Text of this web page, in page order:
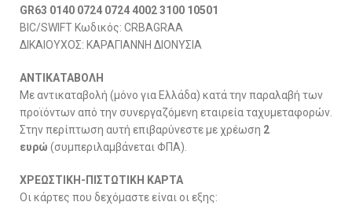
GR63 0140 0724 0724 4002 3100 10501
BIC/SWIFT Κωδικός: CRBAGRAA
ΔΙΚΑΙΟΥΧΟΣ: ΚΑΡΑΓΙΑΝΝΗ ΔΙΟΝΥΣΙΑ
ΑΝΤΙΚΑΤΑΒΟΛΗ
Με αντικαταβολή (μόνο για Ελλάδα) κατά την παραλαβή των
προϊόντων από την συνεργαζόμενη εταιρεία ταχυμεταφορών.
Στην περίπτωση αυτή επιβαρύνεστε με χρέωση 2
ευρώ (συμπεριλαμβάνεται ΦΠΑ).
ΧΡΕΩΣΤΙΚΗ-ΠΙΣΤΩΤΙΚΗ ΚΑΡΤΑ
Οι κάρτες που δεχόμαστε είναι οι εξης: